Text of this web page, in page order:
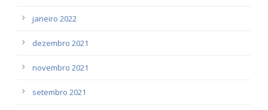
janeiro 2022
dezembro 2021
novembro 2021
setembro 2021